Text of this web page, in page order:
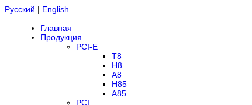
Русский | English
Главная
Продукция
PCI-E
T8
H8
A8
H85
A85
PCI